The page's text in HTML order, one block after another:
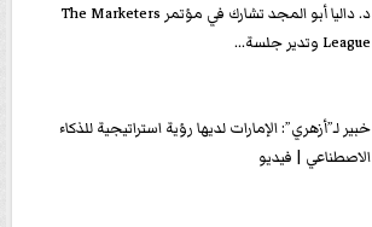
د. داليا أبو المجد تشارك في مؤتمر The Marketers
League وتدير جلسة...
خبير لـ”أزهري”: الإمارات لديها رؤية استراتيجية للذكاء
الاصطناعي | فيديو